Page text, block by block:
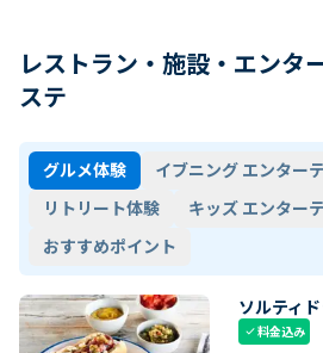
レストラン・施設・エンタ
ステ
グルメ体験
イブニング エンター
リトリート体験
キッズ エンター
おすすめポイント
ソルティ
check料金込み